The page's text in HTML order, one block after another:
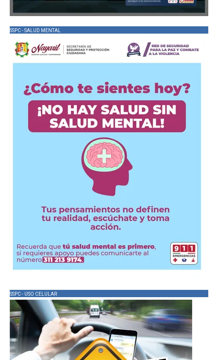
SSPC - SALUD MENTAL
SSPC - USO CELULAR